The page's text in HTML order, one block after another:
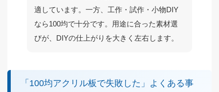
適しています。一方、工作・試作・小物DIY
なら100均で十分です。用途に合った素材選
びが、DIYの仕上がりを大きく左右します。
「100均アクリル板で失敗した」よくある事